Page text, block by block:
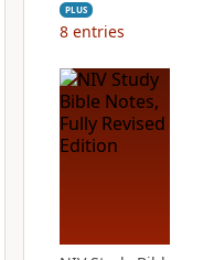
PLUS
8 entries